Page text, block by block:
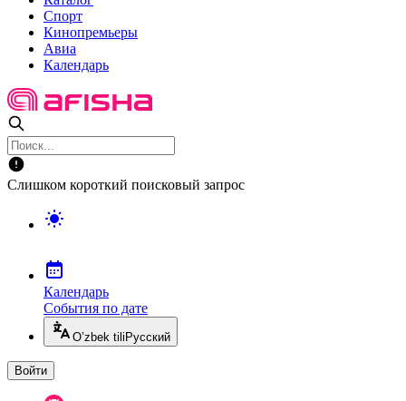
Спорт
Кинопремьеры
Авиа
Календарь
Слишком короткий поисковый запрос
Календарь
События по дате
O’zbek tili Русский
Войти